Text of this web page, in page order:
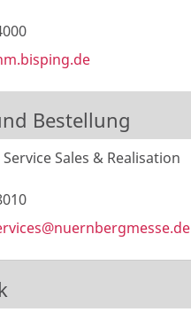
Bestellung
Sales & Realisation